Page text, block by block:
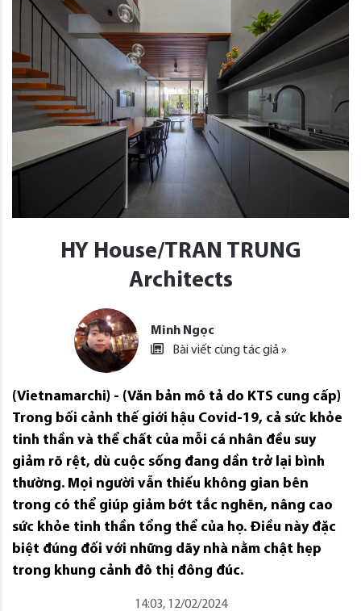
HY House/TRAN TRUNG
Architects
Minh Ngọc
Bài viết cùng tác giả »
(Vietnamarchi) - (Văn bản mô tả do KTS cung cấp)
Trong bối cảnh thế giới hậu Covid-19, cả sức khỏe
tinh thần và thể chất của mỗi cá nhân đều suy
giảm rõ rệt, dù cuộc sống đang dần trở lại bình
thường. Mọi người vẫn thiếu không gian bên
trong có thể giúp giảm bớt tắc nghẽn, nâng cao
sức khỏe tinh thần tổng thể của họ. Điều này đặc
biệt đúng đối với những dãy nhà nằm chật hẹp
trong khung cảnh đô thị đông đúc.
14:03, 12/02/2024